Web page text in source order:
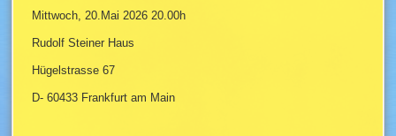
Mittwoch, 20.Mai 2026 20.00h
Rudolf Steiner Haus
Hügelstrasse 67
D- 60433 Frankfurt am Main